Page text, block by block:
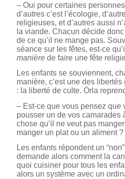
– Oui pour certaines
d’autres c’est l’écologie,
religieuses, et d’autres aussi
la viande. Chacun décide
de ce qu’il ne mange pas.
séance sur les fêtes, est-ce
manièrede faire une fête
Les enfants se souviennent,
manière, c’est une des
: la liberté de culte. Órla
– Est-ce que vous pensez que
pousser un de vos camarades
chose qu’il ne veut pas
manger un plat ou un aliment ?
Les enfants répondent un
demande alors comment la
quoi cuisiner pour tous les
alors un système avec un